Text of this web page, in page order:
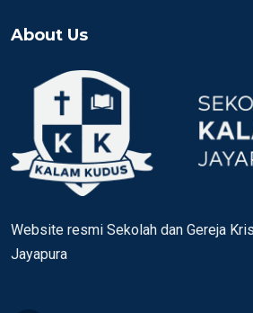
About Us
Website resmi Sekolah dan Gereja
Jayapura